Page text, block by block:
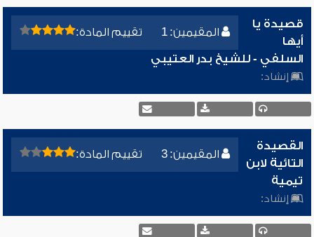
المقيمين: 1 تقييم المادة:
قصيدة يا
أيها
السلفي - للشيخ بدر العتيبي
إنشاد:
المقيمين: 3 تقييم المادة:
القصيدة
التائية لابن
تيمية
إنشاد: